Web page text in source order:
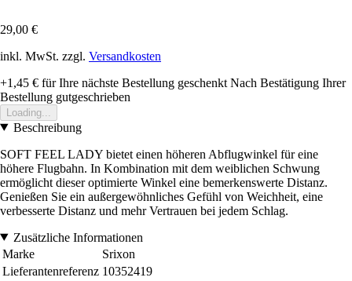
29,00 €
inkl. MwSt. zzgl. Versandkosten
+1,45 € für Ihre nächste Bestellung geschenkt Nach Bestätigung Ihrer
Bestellung gutgeschrieben
Loading...
Beschreibung
SOFT FEEL LADY bietet einen höheren Abflugwinkel für eine
höhere Flugbahn. In Kombination mit dem weiblichen Schwung
ermöglicht dieser optimierte Winkel eine bemerkenswerte Distanz.
Genießen Sie ein außergewöhnliches Gefühl von Weichheit, eine
verbesserte Distanz und mehr Vertrauen bei jedem Schlag.
Zusätzliche Informationen
Marke
Srixon
Lieferantenreferenz 10352419